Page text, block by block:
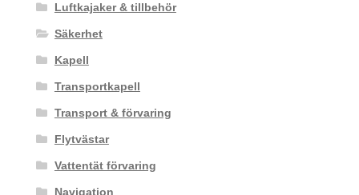
Luftkajaker & tillbehör
Säkerhet
Kapell
Transportkapell
Transport & förvaring
Flytvästar
Vattentät förvaring
Navigation